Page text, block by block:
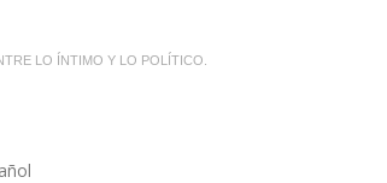
LO ÍNTIMO Y LO POLÍTICO.